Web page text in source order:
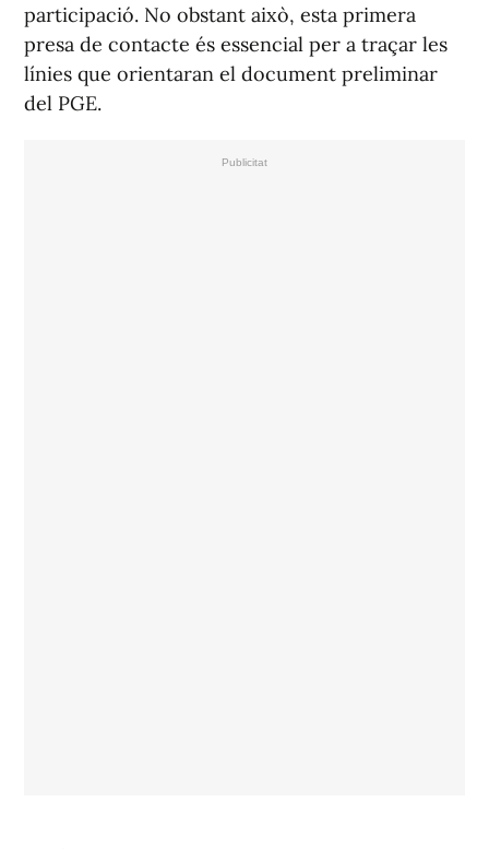
participació. No obstant això, esta primera
presa de contacte és essencial per a traçar les
línies que orientaran el document preliminar
del PGE.